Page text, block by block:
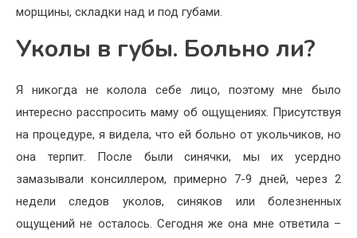
морщины, складки над и под губами.
Уколы в губы. Больно ли?
Я никогда не колола себе лицо, поэтому мне было
интересно расспросить маму об ощущениях. Присутствуя
на процедуре, я видела, что ей больно от укольчиков, но
она терпит. После были синячки, мы их усердно
замазывали консиллером, примерно 7-9 дней, через 2
недели следов уколов, синяков или болезненных
ощущений не осталось. Сегодня же она мне ответила –